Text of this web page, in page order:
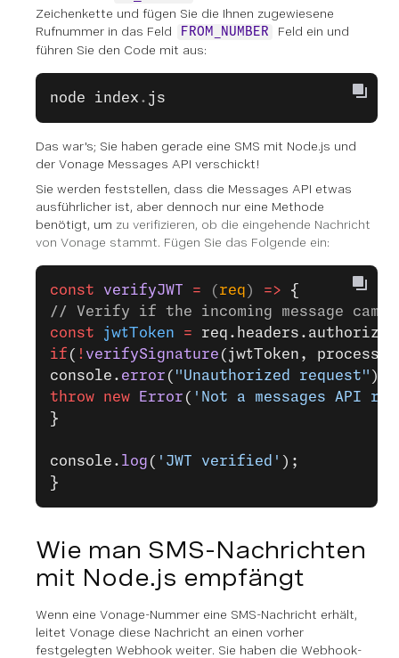
Zeichenkette und fügen Sie die Ihnen zugewiesene
Rufnummer in das Feld
FROM_NUMBER
Feld ein und
führen Sie den Code mit aus:
node index . js
Das war's; Sie haben gerade eine SMS mit Node.js und
der Vonage Messages API verschickt!
Sie werden feststellen, dass die Messages API etwas
ausführlicher ist, aber dennoch nur eine Methode
benötigt, um zu verifizieren, ob die eingehende Nachricht
von Vonage stammt. Fügen Sie das Folgende ein:
const verifyJWT = ( req ) => {
// Verify if the incoming message came
const jwtToken =
if ( ! verifySignature (jwtToken,
console. error ( "Unauthorized request" );
throw new Error ( 'Not a messages API
}
console. log ( 'JWT verified' );
}
Wie man SMS-Nachrichten
mit Node.js empfängt
Wenn eine Vonage-Nummer eine SMS-Nachricht erhält,
leitet Vonage diese Nachricht an einen vorher
festgelegten Webhook weiter. Sie haben die Webhook-